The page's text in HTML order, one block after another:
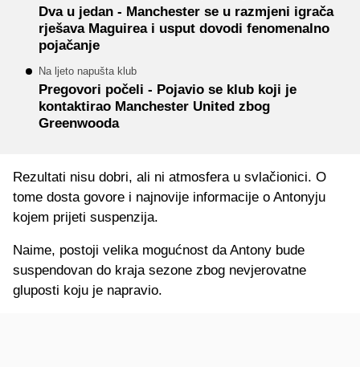
Dva u jedan - Manchester se u razmjeni igrača
rješava Maguirea i usput dovodi fenomenalno
pojačanje
Na ljeto napušta klub
Pregovori počeli - Pojavio se klub koji je
kontaktirao Manchester United zbog
Greenwooda
Rezultati nisu dobri, ali ni atmosfera u svlačionici. O
tome dosta govore i najnovije informacije o Antonyju
kojem prijeti suspenzija.
Naime, postoji velika mogućnost da Antony bude
suspendovan do kraja sezone zbog nevjerovatne
gluposti koju je napravio.